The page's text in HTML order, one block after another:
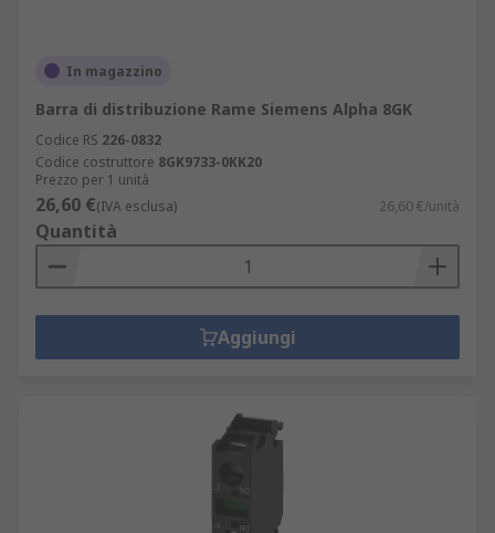
In magazzino
Barra di distribuzione Rame Siemens Alpha 8GK
Codice RS 226-0832
Codice costruttore 8GK9733-0KK20
Prezzo per 1 unità
26,60 €(IVA esclusa) 26,60 €/unità
Quantità
Aggiungi